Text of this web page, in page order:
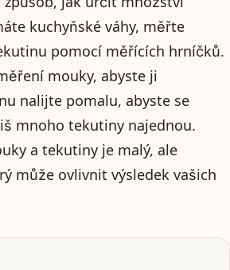
kuchyňské váhy, měřte
pomocí měřících hrníčků.
mouky, abyste ji
nalijte pomalu, abyste se
mnoho tekutiny najednou.
a tekutiny je malý, ale
může ovlivnit výsledek vašich